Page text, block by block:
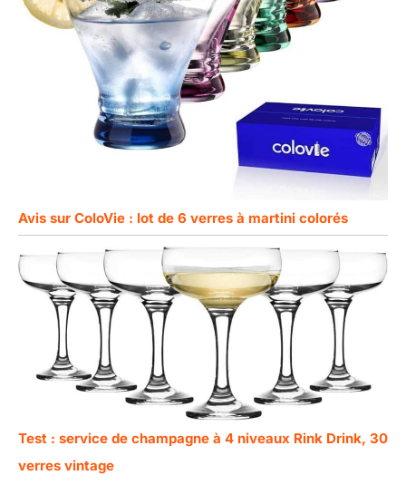
Avis sur ColoVie : lot de 6 verres à martini colorés
Test : service de champagne à 4 niveaux Rink Drink, 30
verres vintage